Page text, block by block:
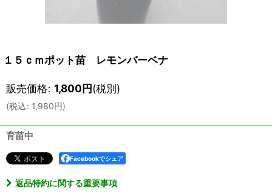
１５ｃｍポット苗 レモンバーベナ
販売価格: 1,800円(税別)
(税込: 1,980円)
育苗中
Facebookでシェア
返品特約に関する重要事項